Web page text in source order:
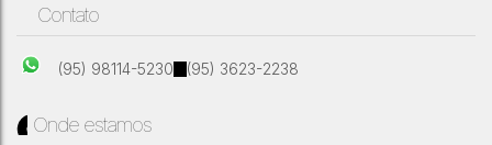
Contato
(95) 98114-5230 (95) 3623-2238
Onde estamos